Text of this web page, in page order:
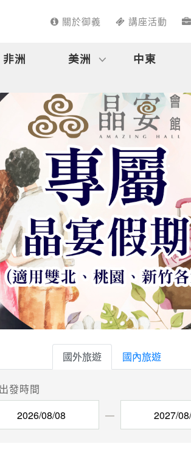
關於御義 講座活動
非洲 美洲 中東
國外旅遊 國內旅遊
出發時間